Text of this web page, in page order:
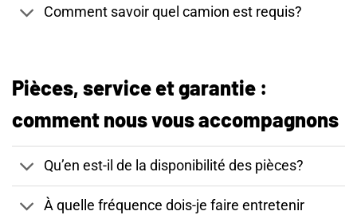
Comment savoir quel camion est requis?
Pièces, service et garantie :
comment nous vous accompagnons
Qu’en est-il de la disponibilité des pièces?
À quelle fréquence dois-je faire entretenir